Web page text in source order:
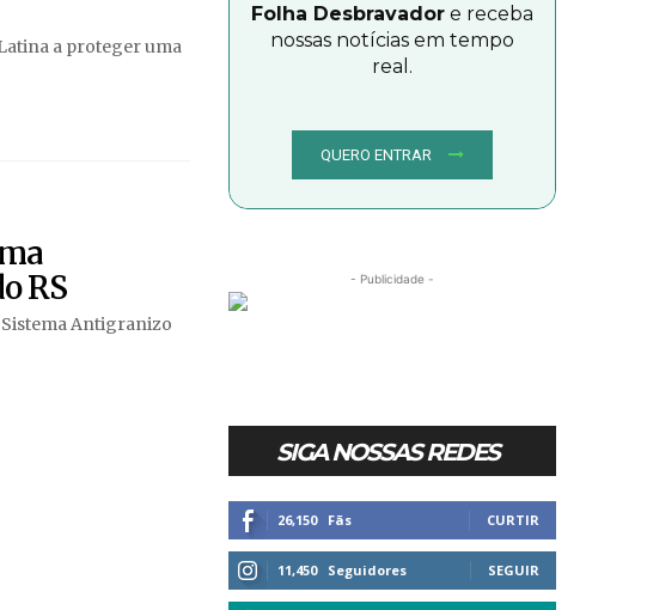
a proteger uma
RS
Antigranizo
Folha Desbravador e receba
nossas notícias em tempo
real.
QUERO ENTRAR
- Publicidade -
SIGA NOSSAS REDES
26,150 Fãs CURTIR
11,450 Seguidores SEGUIR